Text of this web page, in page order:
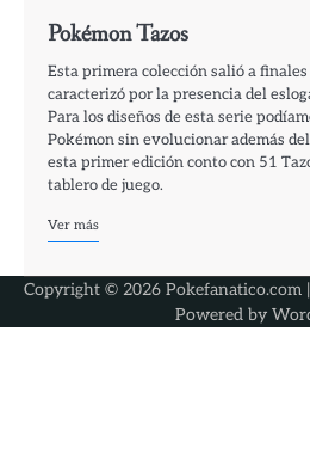
Pokémon Tazos
Esta primera colección salió a
caracterizó por la presencia del
Para los diseños de esta serie
Pokémon sin evolucionar además
esta primer edición conto con 51
tablero de juego.
Ver más
Copyright © 2026 Pokefanatico.com
Powered by